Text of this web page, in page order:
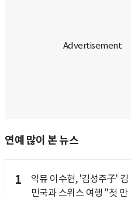
연예 많이 본 뉴스
1
악뮤 이수현, '김성주子' 김
민국과 스위스 여행 "첫 만